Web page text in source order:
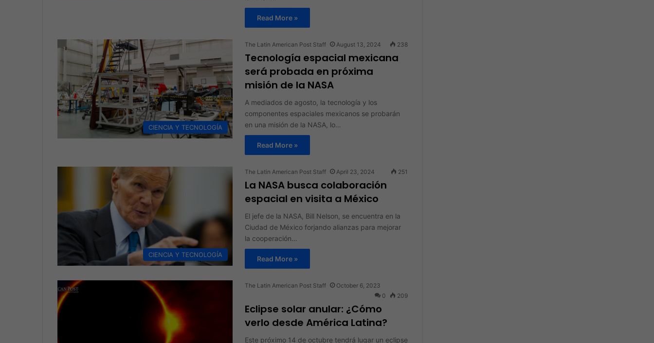
Read More »
CIENCIA Y TECNOLOGÍA
The Latin American Post Staff August 13, 2024 238
Tecnología espacial mexicana
será probada en próxima
misión de la NASA
A mediados de agosto, la tecnología y los
componentes espaciales mexicanos se probarán
en una misión de la NASA, lo…
Read More »
CIENCIA Y TECNOLOGÍA
The Latin American Post Staff April 23, 2024 251
La NASA busca colaboración
espacial en visita a México
El jefe de la NASA, Bill Nelson, se encuentra en la
Ciudad de México forjando alianzas para mejorar
la cooperación…
Read More »
The Latin American Post Staff
October 6, 2023
0
209
Eclipse solar anular: ¿Cómo
verlo desde América Latina?
Este próximo 14 de octubre tendrá lugar un eclipse